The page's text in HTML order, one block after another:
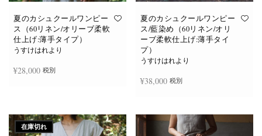
夏のカシュクールワンピー
ス（60リネン/オリーブ柔軟
仕上げ:薄手タイプ）
うすけはれより
¥28,000 税別
夏のカシュクールワンピー
ス/藍染め（60リネン/オリ
ーブ柔軟仕上げ:薄手タイ
プ）
うすけはれより
¥38,000 税別
在庫切れ